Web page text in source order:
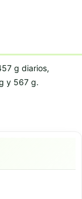
g diarios,
y 567 g.